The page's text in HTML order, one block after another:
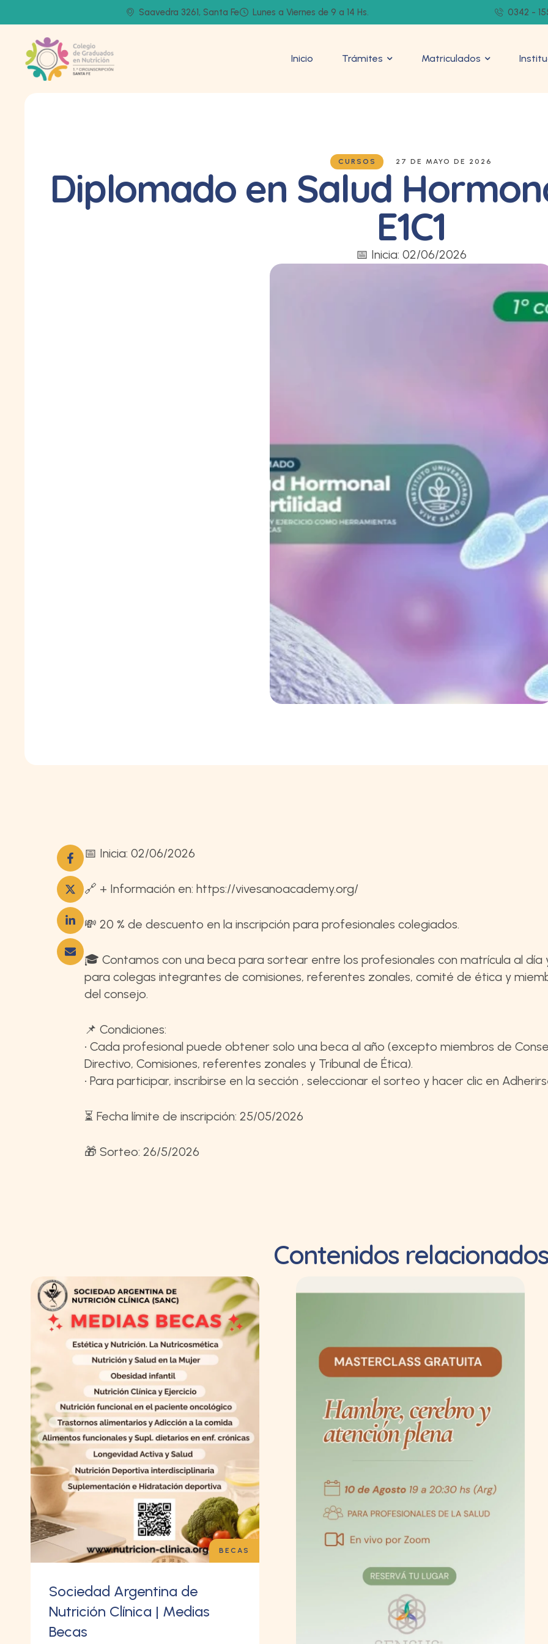
Saavedra 3261, Santa Fe Lunes a Viernes de 9 a 14 Hs. 0342 -
Inicio Trámites Matriculados
CURSOS 27 DE MAYO DE 2026
Diplomado en Salud
E1C1
📅 Inicia: 02/06/2026
📅 Inicia: 02/06/2026
🔗 + Información en: https://vivesanoacademy.org/
💸 20 % de descuento en la inscripción para profesionales colegiados.
🎓 Contamos con una beca para sortear entre los profesionales con matrícula al día
para colegas integrantes de comisiones, referentes zonales, comité de ética y
del consejo.
📌 Condiciones:
•⁠ ⁠Cada profesional puede obtener solo una beca al año (excepto miembros de
Directivo, Comisiones, referentes zonales y Tribunal de Ética).
•⁠ ⁠Para participar, inscribirse en la sección , seleccionar el sorteo y hacer clic en
⏳ Fecha límite de inscripción: 25/05/2026
🎁 Sorteo: 26/5/2026
Contenidos relacionados
BECAS
Sociedad Argentina de
Nutrición Clínica | Medias
Becas